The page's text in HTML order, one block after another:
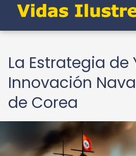
La Estrategia de
Innovación
de Corea